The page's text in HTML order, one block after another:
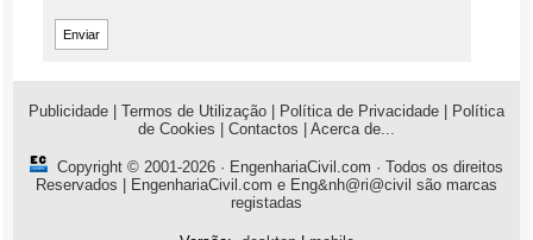
Publicidade Termos de Utilização Política de Privacidade
Política
de Cookies
Contactos Acerca de...
Copyright © 2001-2026 · EngenhariaCivil.com · Todos os direitos
Reservados | EngenhariaCivil.com e Eng&nh@ri@civil são marcas
registadas